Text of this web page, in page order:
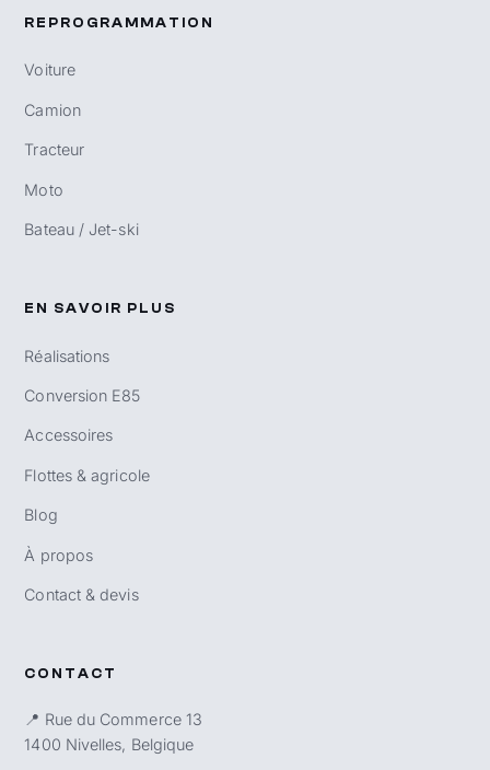
REPROGRAMMATION
Voiture
Camion
Tracteur
Moto
Bateau / Jet-ski
EN SAVOIR PLUS
Réalisations
Conversion E85
Accessoires
Flottes & agricole
Blog
À propos
Contact & devis
CONTACT
📍 Rue du Commerce 13
1400 Nivelles, Belgique